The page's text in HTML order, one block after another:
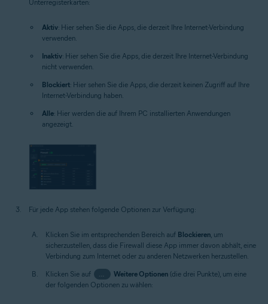
Unterregisterkarten:
Aktiv: Hier sehen Sie die Apps, die derzeit Ihre Internet-Verbindung
verwenden.
Inaktiv: Hier sehen Sie die Apps, die derzeit Ihre Internet-Verbindung
nicht verwenden.
Blockiert: Hier sehen Sie die Apps, die derzeit keinen Zugriff auf Ihre
Internet-Verbindung haben.
Alle: Hier werden die auf Ihrem PC installierten Anwendungen
angezeigt.
Für jede App stehen folgende Optionen zur Verfügung:
Klicken Sie im entsprechenden Bereich auf Blockieren , um
sicherzustellen, dass die Firewall diese App immer davon abhält, eine
Verbindung zum Internet oder zu anderen Netzwerken herzustellen.
Klicken Sie auf
Weitere Optionen(die drei Punkte), um eine
der folgenden Optionen zu wählen: